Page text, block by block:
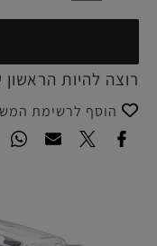
רוצה להיות
הוסף לרשימת